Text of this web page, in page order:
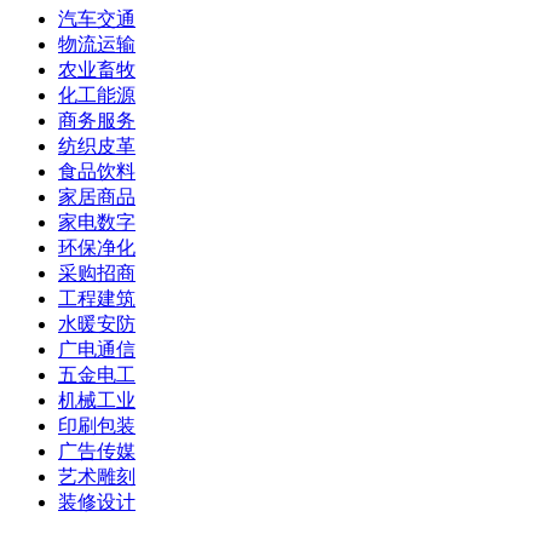
汽车交通
物流运输
农业畜牧
化工能源
商务服务
纺织皮革
食品饮料
家居商品
家电数字
环保净化
采购招商
工程建筑
水暖安防
广电通信
五金电工
机械工业
印刷包装
广告传媒
艺术雕刻
装修设计